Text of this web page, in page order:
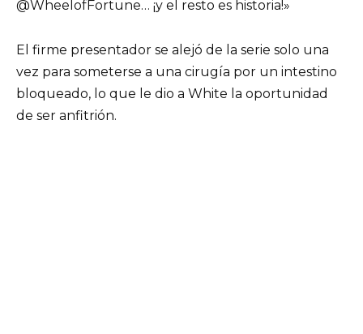
@WheelofFortune… ¡y el resto es historia!»
El firme presentador se alejó de la serie solo una
vez para someterse a una cirugía por un intestino
bloqueado, lo que le dio a White la oportunidad
de ser anfitrión.